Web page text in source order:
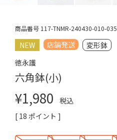
商品番号 117-TNMR-240430-010-035
NEW 店舗発送
変形鉢
徳永護
六角鉢(小)
¥1,980
税込
[ 18 ポイント ]